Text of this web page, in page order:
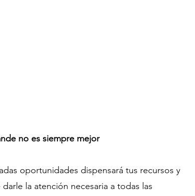
no es siempre mejor
oportunidades dispensará tus recursos y
la atención necesaria a todas las